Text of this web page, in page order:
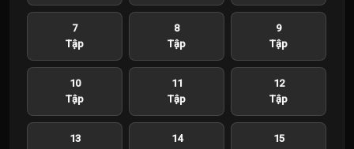
7
Tập
8
Tập
9
Tập
10
Tập
11
Tập
12
Tập
13
14
15